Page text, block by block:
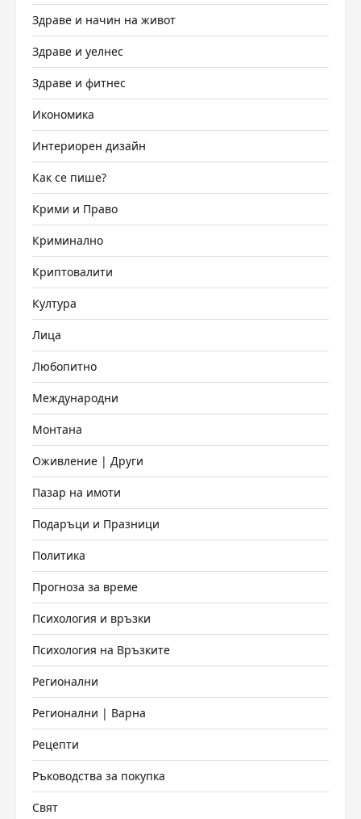
Здраве и начин на живот
Здраве и уелнес
Здраве и фитнес
Икономика
Интериорен дизайн
Как се пише?
Крими и Право
Криминално
Криптовалити
Култура
Лица
Любопитно
Международни
Монтана
Оживление | Други
Пазар на имоти
Подаръци и Празници
Политика
Прогноза за време
Психология и връзки
Психология на Връзките
Регионални
Регионални | Варна
Рецепти
Ръководства за покупка
Свят